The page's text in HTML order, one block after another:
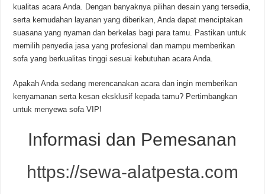
kualitas acara Anda. Dengan banyaknya pilihan desain yang tersedia,
serta kemudahan layanan yang diberikan, Anda dapat menciptakan
suasana yang nyaman dan berkelas bagi para tamu. Pastikan untuk
memilih penyedia jasa yang profesional dan mampu memberikan
sofa yang berkualitas tinggi sesuai kebutuhan acara Anda.
Apakah Anda sedang merencanakan acara dan ingin memberikan
kenyamanan serta kesan eksklusif kepada tamu? Pertimbangkan
untuk menyewa sofa VIP!
Informasi dan Pemesanan
https://sewa-alatpesta.com